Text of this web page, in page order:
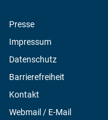
Presse
Impressum
Datenschutz
Barrierefreiheit
Kontakt
Webmail / E-Mail